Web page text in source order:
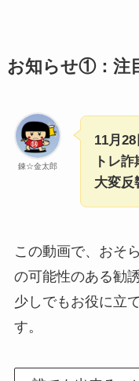
お知らせ①：注
錬☆金太郎
11月
トレ
大変反
この動画で、おそ
の可能性のある勧
少しでもお役に立
す。